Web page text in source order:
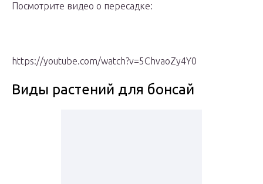
Посмотрите видео о пересадке:
https://youtube.com/watch?v=5ChvaoZy4Y0
Виды растений для бонсай